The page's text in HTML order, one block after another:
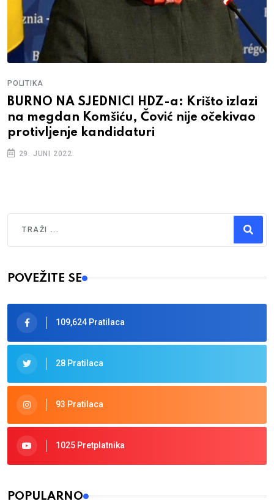
POLITIKA
BURNO NA SJEDNICI HDZ-a: Krišto izlazi
na megdan Komšiću, Čović nije očekivao
protivljenje kandidaturi
29. JUNI 2022.
Type 2 or more characters for results.
POVEŽITE SE
109,624 Pratilaca
28 Pratilaca
93 Pratilaca
1025 Pretplatnika
POPULARNO